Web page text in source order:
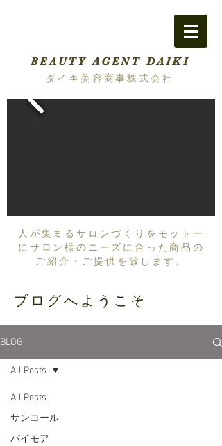
BEAUTY AGENT DAIKI
ダイキ美容商事株式会社
人が集まるサロンづくりをモットー
にサロン様のニーズに合った商品の
ご紹介・ご提供を致します。
ブログへようこそ
BLOG
All Posts
サンコール
パイモア
All Posts